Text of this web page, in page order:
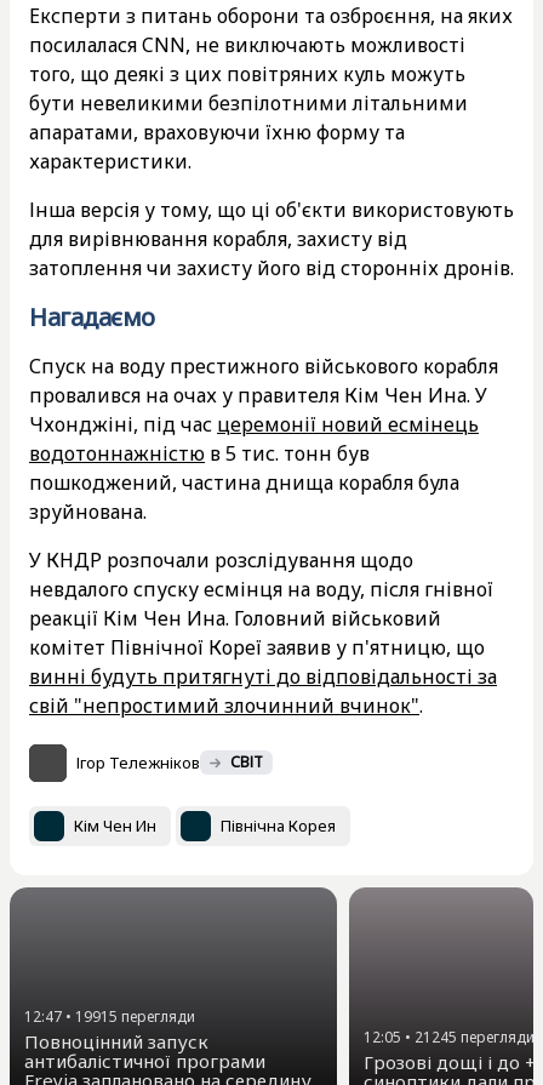
Експерти з питань оборони та озброєння, на яких
посилалася CNN, не виключають можливості
того, що деякі з цих повітряних куль можуть
бути невеликими безпілотними літальними
апаратами, враховуючи їхню форму та
характеристики.
Інша версія у тому, що ці об'єкти використовують
для вирівнювання корабля, захисту від
затоплення чи захисту його від сторонніх дронів.
Нагадаємо
Спуск на воду престижного військового корабля
провалився на очах у правителя Кім Чен Ина. У
Чхонджіні, під час церемонії новий есмінець
водотоннажністю в 5 тис. тонн був
пошкоджений, частина днища корабля була
зруйнована.
У КНДР розпочали розслідування щодо
невдалого спуску есмінця на воду, після гнівної
реакції Кім Чен Ина. Головний військовий
комітет Північної Кореї заявив у п'ятницю, що
винні будуть притягнуті до відповідальності за
свій "непростимий злочинний вчинок".
Ігор Тележніков СВІТ
Кім Чен Ин Північна Корея
12:47 • 19915 перегляди
Повноцінний запуск
антибалістичної програми
12:05 • 21245 перегляди
Грозові дощі і до